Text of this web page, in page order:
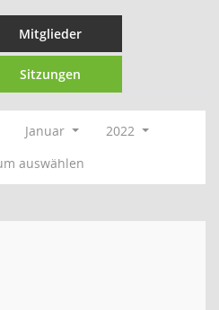
Mitglieder
Sitzungen
Januar
2022
auswählen